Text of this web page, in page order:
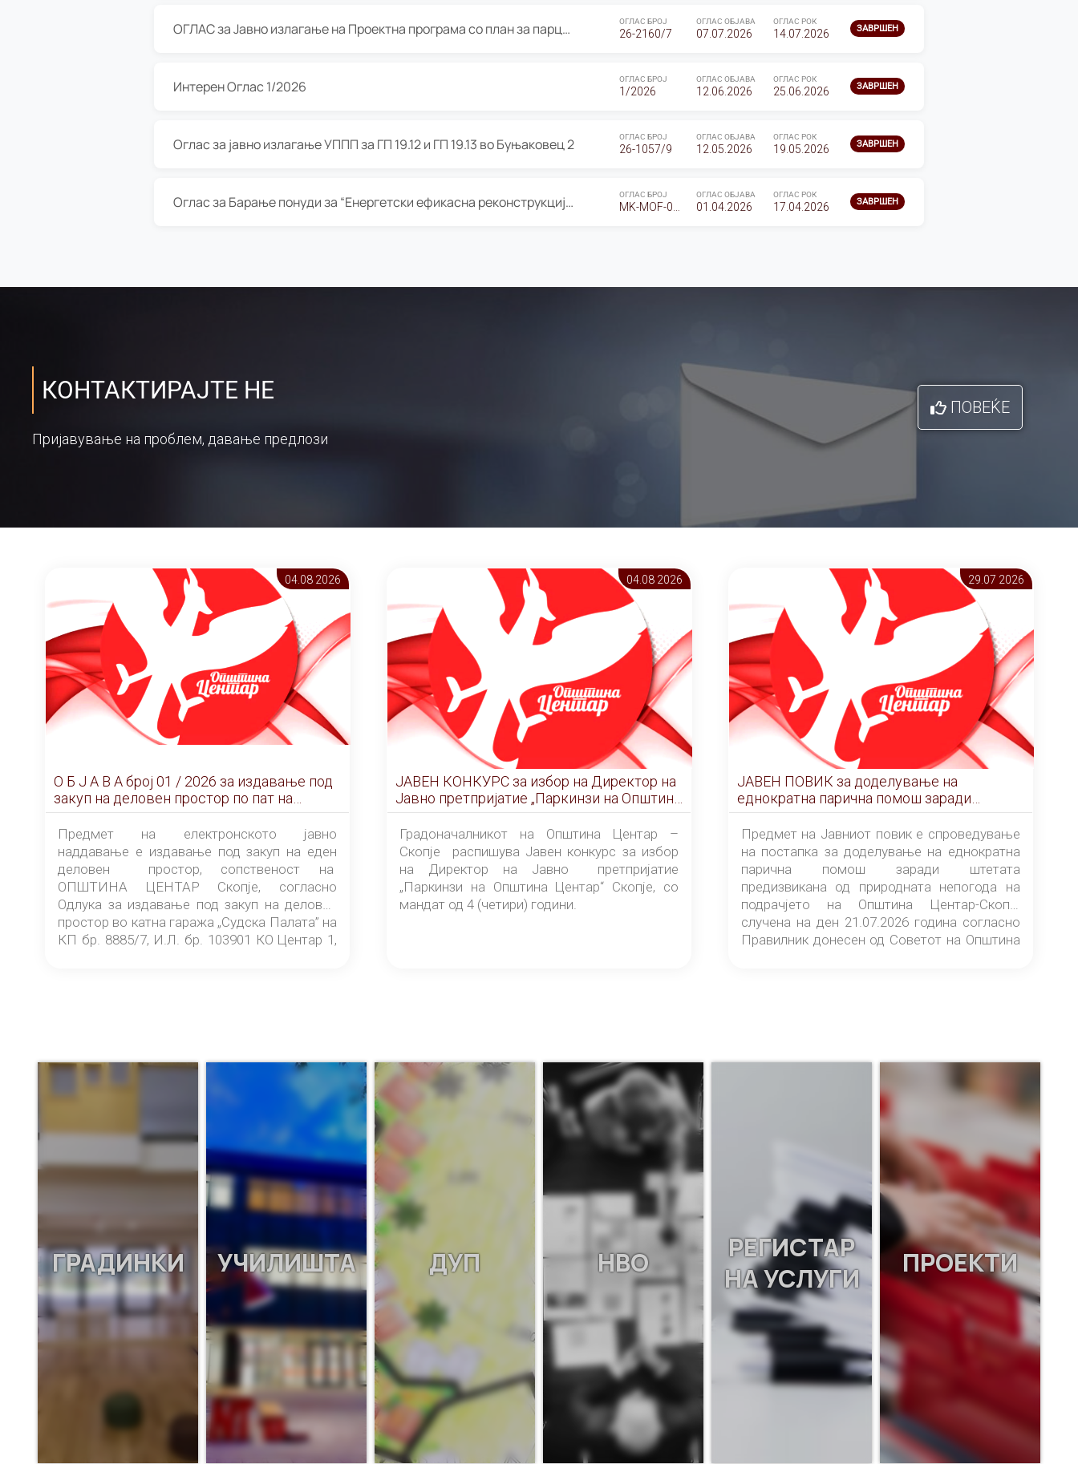
ОГЛАС за Јавно излагање на Проектна програма со план за парцелација за Урбанистички проект со план за парцелација за спојување на ГП 20.12 и ГП 20.37 од Изменување и дополнување на Детален урбанистички план Буњаковец 2, Општина Центар – Скопје ОГЛАС БРОЈ
26-2160/7
ОГЛАС ОБЈАВА
07.07.2026
ОГЛАС РОК
14.07.2026 ЗАВРШЕН
Интерен Оглас 1/2026 ОГЛАС БРОЈ
1/2026
ОГЛАС ОБЈАВА
12.06.2026
ОГЛАС РОК
25.06.2026 ЗАВРШЕН
Оглас за јавно излагање УППП за ГП 19.12 и ГП 19.13 во Буњаковец 2 ОГЛАС БРОЈ
26-1057/9
ОГЛАС ОБЈАВА
12.05.2026
ОГЛАС РОК
19.05.2026 ЗАВРШЕН
Оглас за Барање понуди за “Енергетски ефикасна реконструкција на објектот ООУ „Св. Кирил и Методиј" ОГЛАС БРОЈ ОГЛАС ОБЈАВА
01.04.2026
ОГЛАС РОК
17.04.2026 ЗАВРШЕН
КОНТАКТИРАЈТЕ НЕ
Пријавување на проблем, давање предлози
ПОВЕЌЕ
04.08 2026
О Б Ј А В А брoj 01 / 2026 за издавање под
закуп на деловен простор по пат на
ЕЛЕКТРОНСКО ЈАВНО НАДДАВАЊЕ
Предмет на електронското јавно
наддавање е издавање под закуп на еден
деловен простор, сопственост на
ОПШТИНА ЦЕНТАР Скопје, согласно
Одлука за издавање под закуп на деловен
простор во катна гаража „Судска Палата” на
КП бр. 8885/7, И.Л. бр. 103901 КО Центар 1,
понудувач.
04.08 2026
ЈАВЕН КОНКУРС за избор на Директор на
Јавно претпријатие „Паркинзи на Општина
Центар“ – Скопје
Градоначалникот на Општина Центар –
Скопје распишува Јавен конкурс за избор
на Директор на Јавно претпријатие
„Паркинзи на Општина Центар“ Скопје, со
мандат од 4 (четири) години.
29.07 2026
ЈАВЕН ПОВИК за доделување на
еднократна парична помош заради
штетата предизвикана од природната
непогода на подрачјето на Општина
Центар-Скопје случена на ден 21.07.2026
година
Предмет на Јавниот повик е спроведување
на постапка за доделување на еднократна
парична помош заради штетата
предизвикана од природната непогода на
подрачјето на Општина Центар-Скопје
случена на ден 21.07.2026 година согласно
Правилник донесен од Советот на Општина
ГРАДИНКИ УЧИЛИШТА ДУП НВО
РЕГИСТАР
НА УСЛУГИ
ПРОЕКТИ